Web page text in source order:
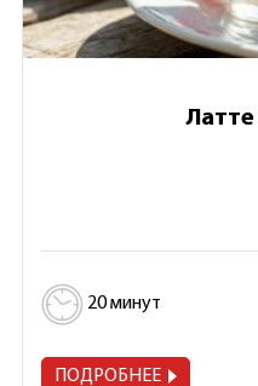
20 минут
ПОДРОБНЕЕ